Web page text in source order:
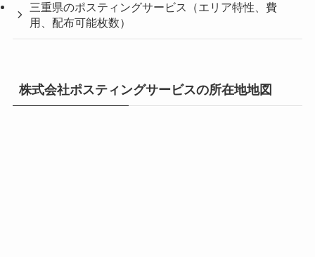
三重県のポスティングサービス（エリア特性、費
用、配布可能枚数）
株式会社ポスティングサービスの所在地地図